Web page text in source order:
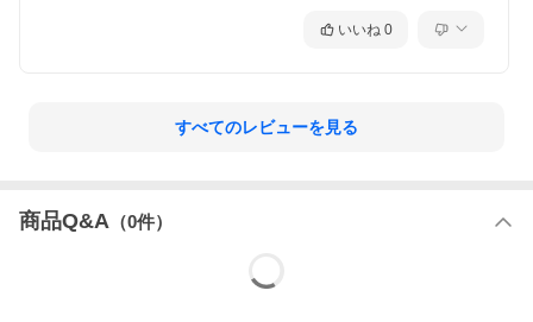
いいね 0
すべてのレビューを見る
商品Q&A （0件）